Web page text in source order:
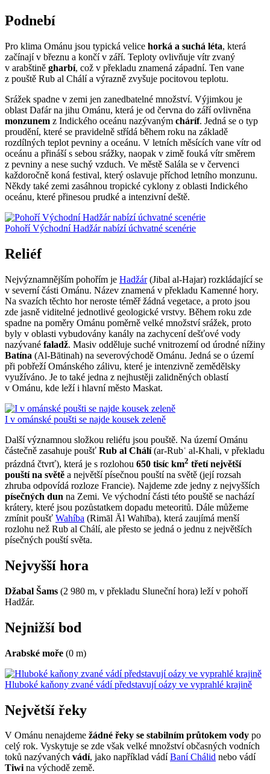
Podnebí
Pro klima Ománu jsou typická velice horká a suchá léta, která
začínají v březnu a končí v září. Teploty ovlivňuje vítr zvaný
v arabštině gharbí, což v překladu znamená západní. Ten vane
z pouště Rub al Chálí a výrazně zvyšuje pocitovou teplotu.
Srážek spadne v zemi jen zanedbatelné množství. Výjimkou je
oblast Dafár na jihu Ománu, která je od června do září ovlivněna
monzunem z Indického oceánu nazývaným cháríf. Jedná se o typ
proudění, které se pravidelně střídá během roku na základě
rozdílných teplot pevniny a oceánu. V letních měsících vane vítr od
oceánu a přináší s sebou srážky, naopak v zimě fouká vítr směrem
z pevniny a nese suchý vzduch. Ve městě Salála se v červenci
každoročně koná festival, který oslavuje příchod letního monzunu.
Někdy také zemi zasáhnou tropické cyklony z oblasti Indického
oceánu, které přinesou prudké a intenzivní deště.
Pohoří Východní Hadžár nabízí úchvatné scenérie
Reliéf
Nejvýznamnějším pohořím je Hadžár(Jibal al-Hajar) rozkládající se
v severní části Ománu. Název znamená v překladu Kamenné hory.
Na svazích těchto hor neroste téměř žádná vegetace, a proto jsou
zde jasně viditelné jednotlivé geologické vrstvy. Během roku zde
spadne na poměry Ománu poměrně velké množství srážek, proto
byly v oblasti vybudovány kanály na zachycení dešťové vody
nazývané faladž. Masiv odděluje suché vnitrozemí od úrodné nížiny
Batína (Al-Bātinah) na severovýchodě Ománu. Jedná se o území
při pobřeží Ománského zálivu, které je intenzivně zemědělsky
využíváno. Je to také jedna z nejhustěji zalidněných oblastí
v Ománu, kde leží i hlavní město Maskat.
I v ománské poušti se najde kousek zeleně
Další významnou složkou reliéfu jsou pouště. Na území Ománu
částečně zasahuje poušť Rub al Chálí(ar-Rubʿ al-Khali, v překladu
prázdná čtvrť), která je s rozlohou 650 tisíc km2 třetí největší
pouští na světě a největší písečnou pouští na světě (její rozsah
zhruba odpovídá rozloze Francie). Najdeme zde jedny z nejvyšších
písečných dun na Zemi. Ve východní části této pouště se nachází
krátery, které jsou pozůstatkem dopadu meteoritů. Dále můžeme
zmínit poušť Wahíba (Rimāl Āl Wahība), která zaujímá menší
rozlohu než Rub al Chálí, ale přesto se jedná o jednu z největších
písečných pouští světa.
Nejvyšší hora
Džabal Šams (2 980 m, v překladu Sluneční hora) leží v pohoří
Hadžár.
Nejnižší bod
Arabské moře (0 m)
Hluboké kaňony zvané vádí představují oázy ve vyprahlé krajině
Největší řeky
V Ománu nenajdeme žádné řeky se stabilním průtokem vody po
celý rok. Vyskytuje se zde však velké množství občasných vodních
toků nazývaných vádí, jako například vádí Baní Chálid nebo vádí
Tiwina východě země.